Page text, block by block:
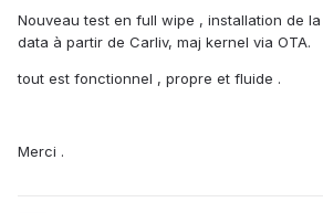
Nouveau test en full wipe , installation de
data à partir de Carliv, maj kernel via OTA.
tout est fonctionnel , propre et fluide .
Merci .